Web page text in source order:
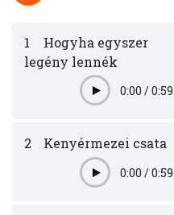
1
Hogyha egyszer
legény lennék
Play0:00 /0:59
2 Kenyérmezei csata
Play0:00 /0:59